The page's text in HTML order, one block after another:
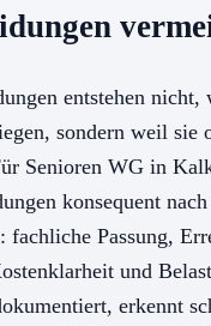
entstehen
sondern weil sie
Senioren WG in
konsequent nach
Passung,
und
erkennt